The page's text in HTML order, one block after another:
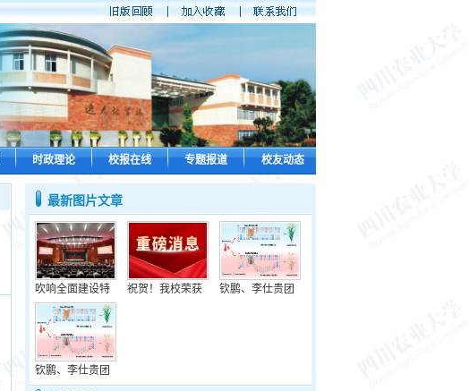
时政理论 校报在线 专题报道 校友动态
最新图片文章
吹响全面建设特 祝贺！我校荣获 钦鹏、李仕贵团
钦鹏、李仕贵团